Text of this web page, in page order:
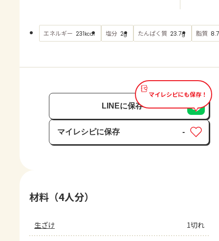
AJINOMOTO PARK とは
エネルギー 231kcal 塩分 2g たんぱく質 23.7g 脂質 8.7
マイレシピにも保存！
LINEに保存
マイレシピに保存
保存済み
-
材料（4人分）
生ざけ 1切れ